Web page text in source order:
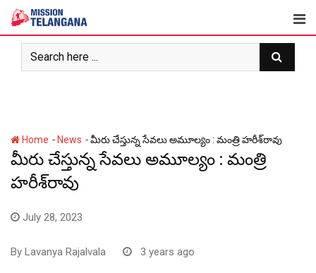
Skip
content
Home - News -మీరు చేస్తున్న సేవలు అమూల్యం : మంత్రి హ‌రీశ్‌రావు
మీరు చేస్తున్న సేవలు అమూల్యం : మంత్రి
హ‌రీశ్‌రావు
July 28, 2023
By Lavanya Rajalvala 3 years ago